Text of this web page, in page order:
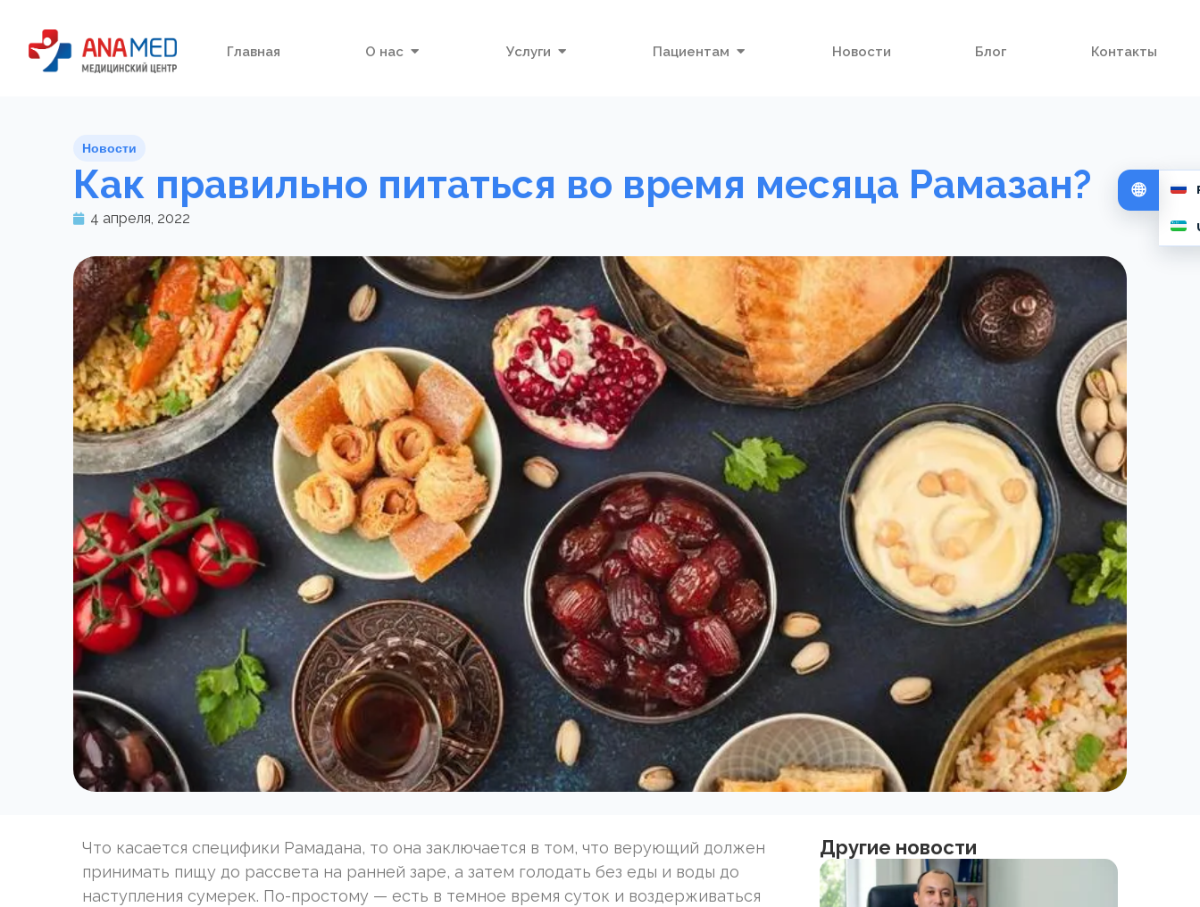
Главная О нас Услуги Пациентам Новости Блог Контакты
Новости
Как правильно питаться во время месяца Рамазан?
4 апреля, 2022
Что касается специфики Рамадана, то она заключается в том, что верующий должен
принимать пищу до рассвета на ранней заре, а затем голодать без еды и воды до
наступления сумерек. По-простому — есть в темное время суток и воздерживаться
Другие новости